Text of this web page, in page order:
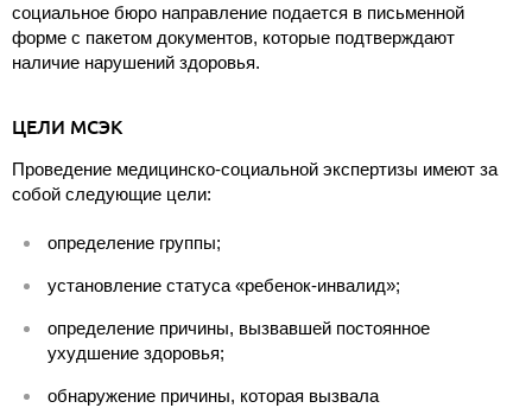
социальное бюро направление подается в письменной
форме с пакетом документов, которые подтверждают
наличие нарушений здоровья.
ЦЕЛИ МСЭК
Проведение медицинско-социальной экспертизы имеют за
собой следующие цели:
определение группы;
установление статуса «ребенок-инвалид»;
определение причины, вызвавшей постоянное
ухудшение здоровья;
обнаружение причины, которая вызвала